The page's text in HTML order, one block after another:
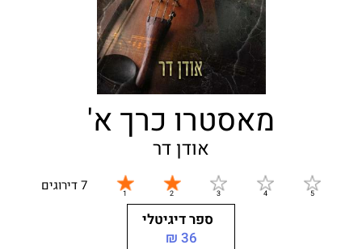
מאסטרו כרך א'
אודן דר
7 דירוגים
ספר דיגיטלי
36 ₪